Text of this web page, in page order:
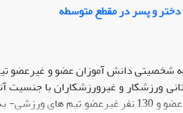
دختر و پسر در مقطع متوسطه
شخصیتی دانش آموزان عضو و غیرعضو
و غیرورزشکاران با جنسیت